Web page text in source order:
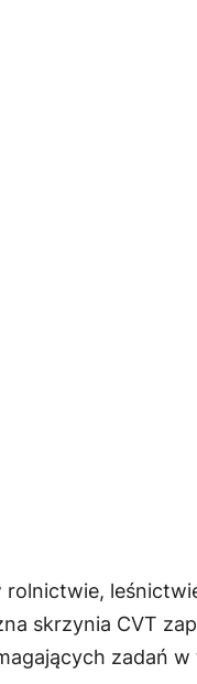
skrzynia CVT
zadań w